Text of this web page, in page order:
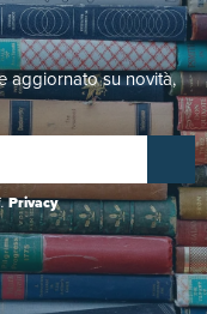
aggiornato su novità,
Privacy